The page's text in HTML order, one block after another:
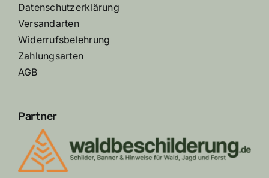
Datenschutzerklärung
Versandarten
Widerrufsbelehrung
Zahlungsarten
AGB
Partner